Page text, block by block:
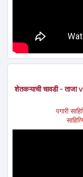
शेतकऱ्याची चावडी -
पगारी